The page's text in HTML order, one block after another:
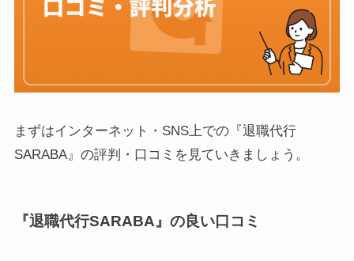
まずはインターネット・SNS上での『退職代行
SARABA』の評判・口コミを見ていきましょう。
『退職代行SARABA』の良い口コミ